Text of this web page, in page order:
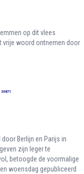
op dit vlees
vrije woord ontnemen door
30871
Berlijn en Parijs in
zijn leger te
betoogde de voormalige
woensdag gepubliceerd